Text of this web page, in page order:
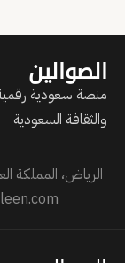
الصوالين
منصة سعودية رقمية
والثقافة السعودية
الرياض، المملكة